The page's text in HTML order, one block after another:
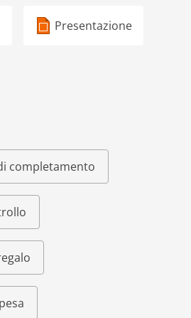
Presentazione
completamento